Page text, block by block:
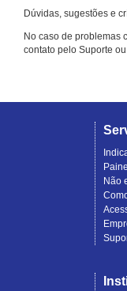
Dúvidas, sugestões e
No caso de problemas
contato pelo Suporte
Não